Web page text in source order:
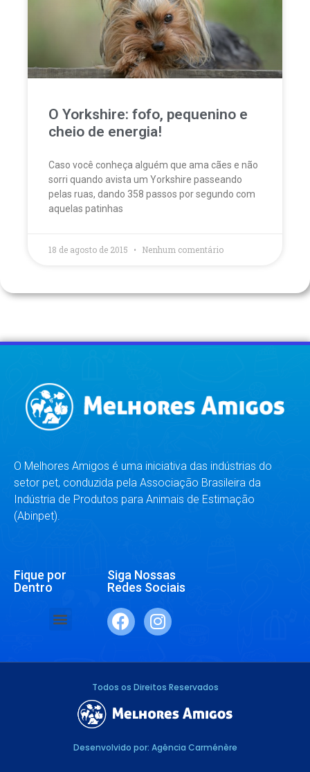
O Yorkshire: fofo, pequenino e
cheio de energia!
Caso você conheça alguém que ama cães e não
sorri quando avista um Yorkshire passeando
pelas ruas, dando 358 passos por segundo com
aquelas patinhas
18 de agosto de 2015 Nenhum comentário
O Melhores Amigos é uma iniciativa das indústrias do
setor pet, conduzida pela Associação Brasileira da
Indústria de Produtos para Animais de Estimação
(Abinpet).
Fique por
Dentro
Siga Nossas
Redes Sociais
Todos os Direitos Reservados
Desenvolvido por: Agência Carménère